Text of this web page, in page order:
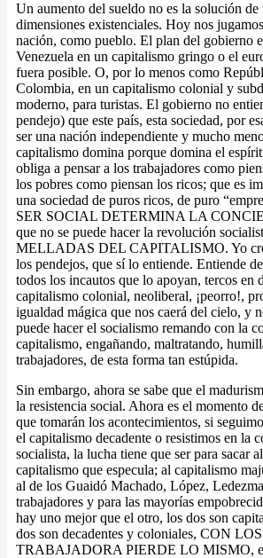
Un aumento del sueldo no es la solución de
dimensiones existenciales. Hoy nos
nación, como pueblo. El plan del gobierno
Venezuela en un capitalismo gringo o el
fuera posible. O, por lo menos como
Colombia, en un capitalismo colonial y
moderno, para turistas. El gobierno no
pendejo) que este país, esta sociedad, por
ser una nación independiente y mucho
capitalismo domina porque domina el
obliga a pensar a los trabajadores como
los pobres como piensan los ricos; que es
una sociedad de puros ricos, de puro
SER SOCIAL DETERMINA LA
que no se puede hacer la revolución
MELLADAS DEL CAPITALISMO. Yo
los pendejos, que sí lo entiende. Entiende
todos los incautos que lo apoyan, tercos en
capitalismo colonial, neoliberal, ¡peorro!,
igualdad mágica que nos caerá del cielo, y
puede hacer el socialismo remando con la
capitalismo, engañando, maltratando,
trabajadores, de esta forma tan estúpida.
Sin embargo, ahora se sabe que el
la resistencia social. Ahora es el momento
que tomarán los acontecimientos, si
el capitalismo decadente o resistimos en la
socialista, la lucha tiene que ser para sacar
capitalismo que especula; al capitalismo
al de los Guaidó Machado, López,
trabajadores y para las mayorías
hay uno mejor que el otro, los dos son
dos son decadentes y coloniales, CON
TRABAJADORA PIERDE LO MISMO,